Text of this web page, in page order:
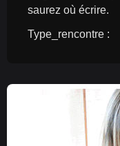
saurez où écrire.
Type_rencontre :